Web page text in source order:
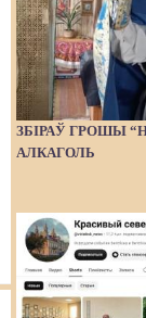
ЗБІРАЎ ГРОШЫ
АЛКАГОЛЬ